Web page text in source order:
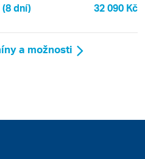
(8 dní) 32 090 Kč
a možnosti